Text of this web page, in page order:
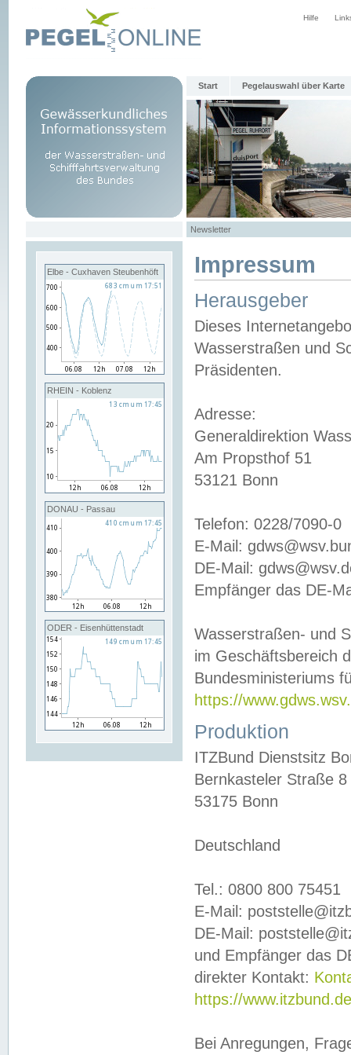
Hilfe
Start Pegelauswahl über Karte
Newsletter
Elbe - Cuxhaven Steubenhöft
RHEIN - Koblenz
DONAU - Passau
ODER - Eisenhüttenstadt
Impressum
Herausgeber
Dieses
Wasserstraßen und
Präsidenten.
Adresse:
Generaldirektion
Am Propsthof 51
53121 Bonn
Telefon: 0228/7090-0
E-Mail:
DE-Mail:
Empfänger das DE-
Wasserstraßen- und
im Geschäftsbereich
Bundesministeriums
https://
Produktion
ITZBund Dienstsitz
Bernkasteler Straße 8
53175 Bonn
Deutschland
Tel.: 0800 800 75451
E-Mail:
DE-Mail:
und Empfänger das
direkter Kontakt:
https://
Bei Anregungen,